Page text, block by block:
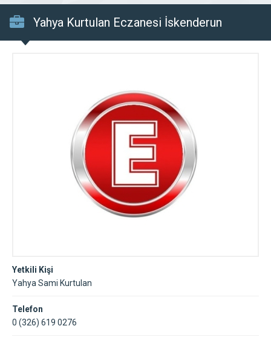
Yahya Kurtulan Eczanesi İskenderun
Yetkili Kişi
Yahya Sami Kurtulan
Telefon
0 (326) 619 0276